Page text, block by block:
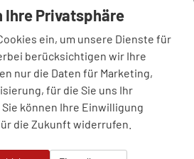
in den Außenspiegeln
Akustikverglasung Frontscheibe
hinten in
und Diffusor schwarz matt
Privatsphäre
ein, um unsere Dienste für
berücksichtigen wir Ihre
nur die Daten für Marketing,
für die Sie uns Ihr
können Ihre Einwilligung
die Zukunft widerrufen.